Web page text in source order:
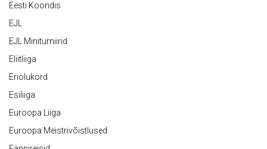
Eesti Koondis
EJL
EJL Miniturniirid
Eliitliiga
Eriolukord
Esiliiga
Euroopa Liiga
Euroopa Meistrivõistlused